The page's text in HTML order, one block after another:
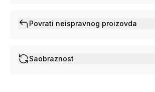
Povrati neispravnog proizovda
Saobraznost